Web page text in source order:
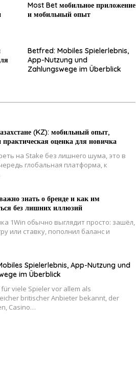
Most Bet мобильное приложение
и мобильный опыт
Betfred: Mobiles Spielerlebnis,
App-Nutzung und
Zahlungswege im Überblick
(KZ): мобильный опыт,
оценка для новичка
на Stake без лишнего шума, это в
глобальная платформа, к
знать о бренде и как им
без лишних иллюзий
1Win обычно выглядит просто: зашёл,
или ставку, пополнил баланс и
Spielerlebnis, App-Nutzung und
im Überblick
viele Spieler vor allem als
britischer Anbieter bekannt, der
Casino…